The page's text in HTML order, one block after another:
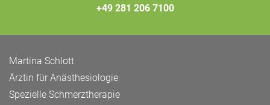
+49 281 206 7100
Martina Schlott
Ärztin für Anästhesiologie
Spezielle Schmerztherapie